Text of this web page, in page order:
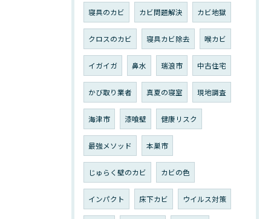
寝具のカビ カビ問題解決 カビ地獄
クロスのカビ 寝具カビ除去 喉カビ
イガイガ 鼻水 瑞浪市 中古住宅
かび取り業者 真夏の寝室 現地調査
海津市 漆喰壁 健康リスク
最強メソッド 本巣市
じゅらく壁のカビ カビの色
インパクト 床下カビ ウイルス対策